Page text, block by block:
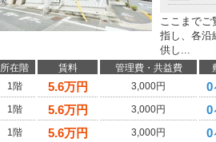
ここまでご
指し、各沿
供し...
所在階 賃料 管理費・共益費
1階
5.6万円 3,000円 0
1階
5.6万円 3,000円 0
1階
5.6万円 3,000円 0